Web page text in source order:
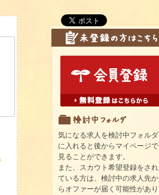
気になる求人を検討中フォルダ
に入れると後からマイページで
見ることができます。
また、スカウト希望登録をされ
ている方は、検討中の求人先か
らオファーが届く可能性があり